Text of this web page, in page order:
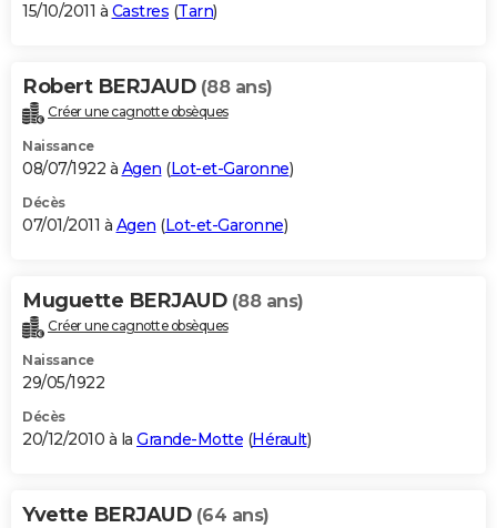
15/10/2011 à Castres (Tarn)
Robert BERJAUD (88 ans)
Créer une cagnotte obsèques
Naissance
08/07/1922 à Agen (Lot-et-Garonne)
Décès
07/01/2011 à Agen (Lot-et-Garonne)
Muguette BERJAUD (88 ans)
Créer une cagnotte obsèques
Naissance
29/05/1922
Décès
20/12/2010 à la Grande-Motte (Hérault)
Yvette BERJAUD (64 ans)